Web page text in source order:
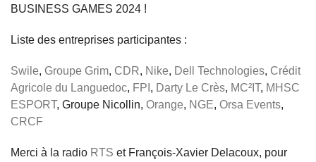
BUSINESS GAMES 2024 !
Liste des entreprises participantes :
Swile, Groupe Grim, CDR, Nike, Dell Technologies, Crédit
Agricole du Languedoc, FPI , Darty Le Crès, MC²IT, MHSC
ESPORT, Groupe Nicollin, Orange, NGE, Orsa Events,
CRCF
Merci à la radio RTS et François-Xavier Delacoux, pour